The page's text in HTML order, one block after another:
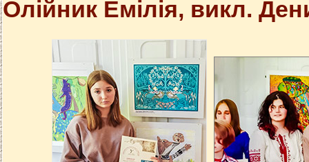
Олійник Емілія, викл.